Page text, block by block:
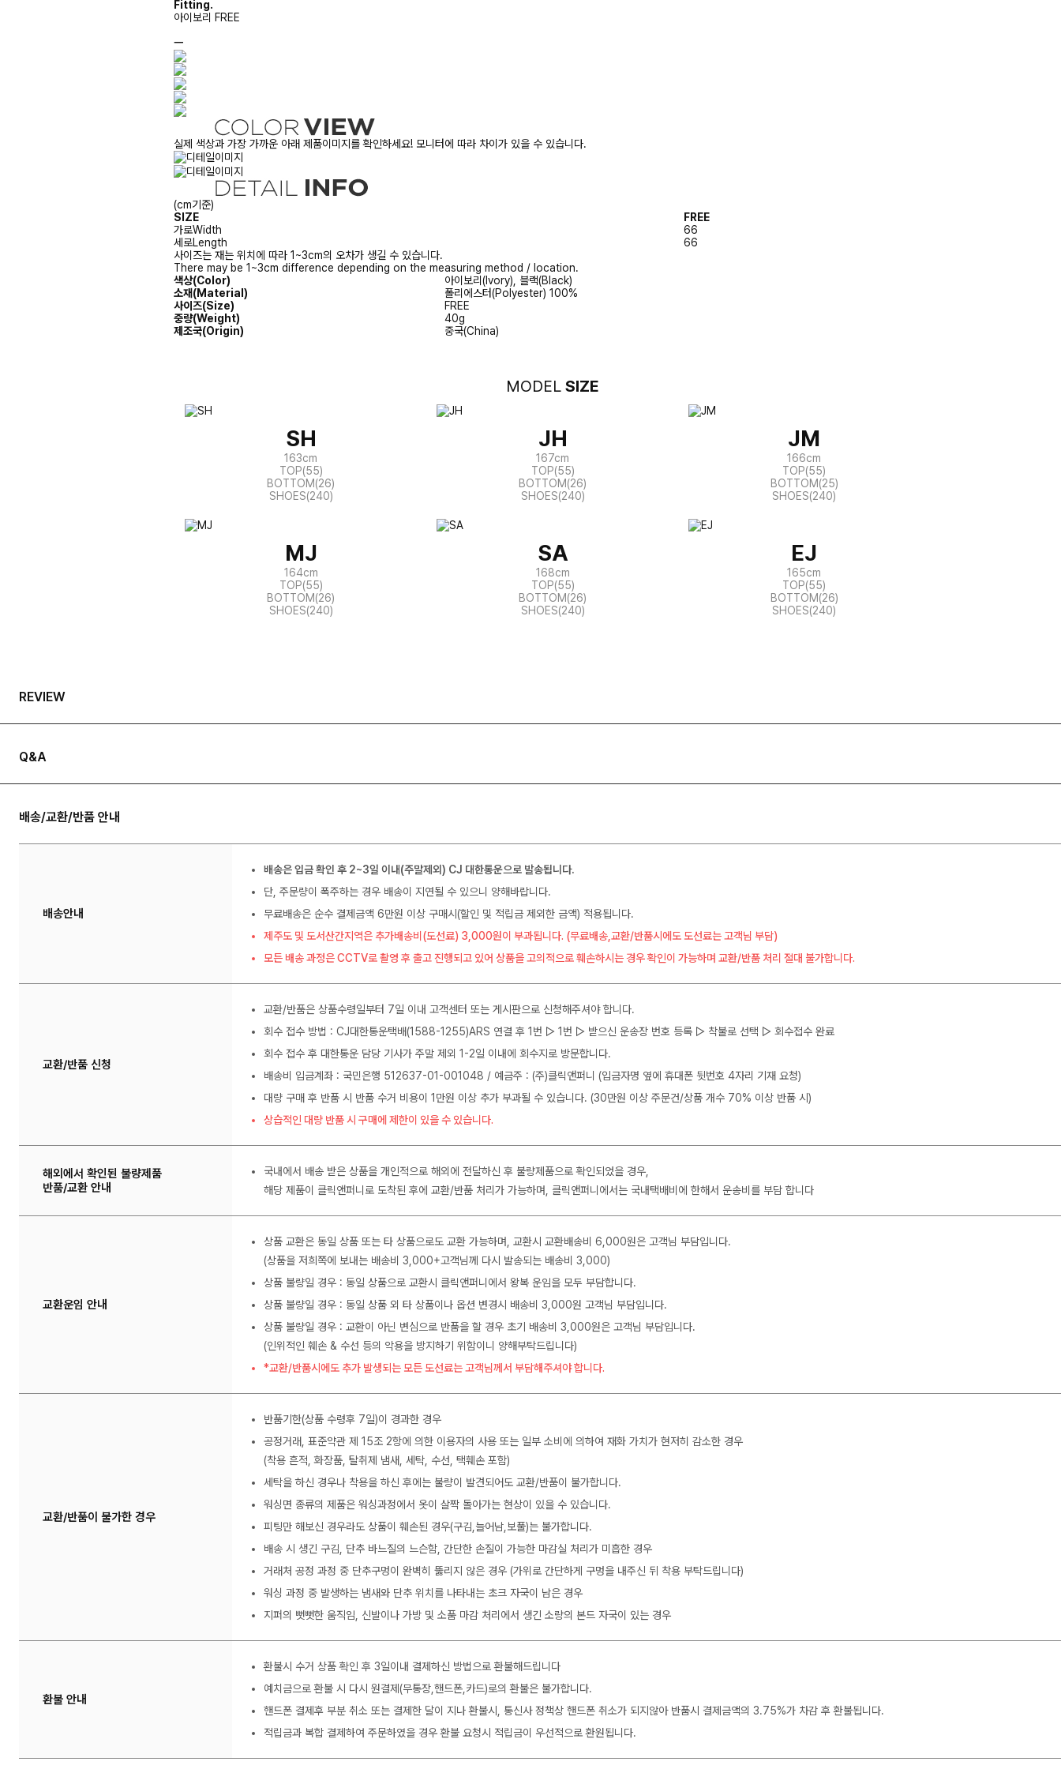
Fitting.
아이보리 FREE
ㅡ
실제 색상과 가장 가까운 아래 제품이미지를 확인하세요! 모니터에 따라 차이가 있을 수 있습니다.
(cm기준)
SIZE
FREE
가로Width
66
세로Length
66
사이즈는 재는 위치에 따라 1~3cm의 오차가 생길 수 있습니다.
There may be 1~3cm difference depending on the measuring method / location.
색상(Color)
아이보리(Ivory), 블랙(Black)
소재(Material)
폴리에스터(Polyester) 100%
사이즈(Size)
FREE
중량(Weight)
40g
제조국(Origin)
중국(China)
MODEL SIZE
SH
163cm
TOP(55)
BOTTOM(26)
SHOES(240)
JH
167cm
TOP(55)
BOTTOM(26)
SHOES(240)
JM
166cm
TOP(55)
BOTTOM(25)
SHOES(240)
MJ
164cm
TOP(55)
BOTTOM(26)
SHOES(240)
SA
168cm
TOP(55)
BOTTOM(26)
SHOES(240)
EJ
165cm
TOP(55)
BOTTOM(26)
SHOES(240)
REVIEW
Q&A
배송/교환/반품 안내
배송안내
배송은 입금 확인 후 2~3일 이내(주말제외) CJ 대한통운으로 발송됩니다.
단, 주문량이 폭주하는 경우 배송이 지연될 수 있으니 양해바랍니다.
무료배송은 순수 결제금액 6만원 이상 구매시(할인 및 적립금 제외한 금액) 적용됩니다.
제주도 및 도서산간지역은 추가배송비(도선료) 3,000원이 부과됩니다. (무료배송,교환/반품시에도 도선료는 고객님 부담)
모든 배송 과정은 CCTV로 촬영 후 출고 진행되고 있어 상품을 고의적으로 훼손하시는 경우 확인이 가능하며 교환/반품 처리 절대 불가합니다.
교환/반품 신청
교환/반품은 상품수령일부터 7일 이내 고객센터 또는 게시판으로 신청해주셔야 합니다.
회수 접수 방법 : CJ대한통운택배(1588-1255)ARS 연결 후 1번 ▷ 1번 ▷ 받으신 운송장 번호 등록 ▷ 착불로 선택 ▷ 회수접수 완료
회수 접수 후 대한통운 담당 기사가 주말 제외 1-2일 이내에 회수지로 방문합니다.
배송비 입금계좌 : 국민은행 512637-01-001048 / 예금주 : (주)클릭앤퍼니 (입금자명 옆에 휴대폰 뒷번호 4자리 기재 요청)
대량 구매 후 반품 시 반품 수거 비용이 1만원 이상 추가 부과될 수 있습니다. (30만원 이상 주문건/상품 개수 70% 이상 반품 시)
상습적인 대량 반품 시 구매에 제한이 있을 수 있습니다.
해외에서 확인된 불량제품
반품/교환 안내
국내에서 배송 받은 상품을 개인적으로 해외에 전달하신 후 불량제품으로 확인되었을 경우,
해당 제품이 클릭앤퍼니로 도착된 후에 교환/반품 처리가 가능하며, 클릭앤퍼니에서는 국내택배비에 한해서 운송비를 부담 합니다
교환운임 안내
상품 교환은 동일 상품 또는 타 상품으로도 교환 가능하며, 교환시 교환배송비 6,000원은 고객님 부담입니다.
(상품을 저희쪽에 보내는 배송비 3,000+고객님께 다시 발송되는 배송비 3,000)
상품 불량일 경우 : 동일 상품으로 교환시 클릭앤퍼니에서 왕복 운임을 모두 부담합니다.
상품 불량일 경우 : 동일 상품 외 타 상품이나 옵션 변경시 배송비 3,000원 고객님 부담입니다.
상품 불량일 경우 : 교환이 아닌 변심으로 반품을 할 경우 초기 배송비 3,000원은 고객님 부담입니다.
(인위적인 훼손 & 수선 등의 악용을 방지하기 위함이니 양해부탁드립니다)
*교환/반품시에도 추가 발생되는 모든 도선료는 고객님께서 부담해주셔야 합니다.
교환/반품이 불가한 경우
반품기한(상품 수령후 7일)이 경과한 경우
공정거래, 표준약관 제 15조 2항에 의한 이용자의 사용 또는 일부 소비에 의하여 재화 가치가 현저히 감소한 경우
(착용 흔적, 화장품, 탈취제 냄새, 세탁, 수선, 택훼손 포함)
세탁을 하신 경우나 착용을 하신 후에는 불량이 발견되어도 교환/반품이 불가합니다.
워싱면 종류의 제품은 워싱과정에서 옷이 살짝 돌아가는 현상이 있을 수 있습니다.
피팅만 해보신 경우라도 상품이 훼손된 경우(구김,늘어남,보풀)는 불가합니다.
배송 시 생긴 구김, 단추 바느질의 느슨함, 간단한 손질이 가능한 마감실 처리가 미흡한 경우
거래처 공정 과정 중 단추구멍이 완벽히 뚫리지 않은 경우 (가위로 간단하게 구멍을 내주신 뒤 착용 부탁드립니다)
워싱 과정 중 발생하는 냄새와 단추 위치를 나타내는 초크 자국이 남은 경우
지퍼의 뻣뻣한 움직임, 신발이나 가방 및 소품 마감 처리에서 생긴 소량의 본드 자국이 있는 경우
환불 안내
환불시 수거 상품 확인 후 3일이내 결제하신 방법으로 환불해드립니다
예치금으로 환불 시 다시 원결제(무통장,핸드폰,카드)로의 환불은 불가합니다.
핸드폰 결제후 부분 취소 또는 결제한 달이 지나 환불시, 통신사 정책상 핸드폰 취소가 되지않아 반품시 결제금액의 3.75%가 차감 후 환불됩니다.
적립금과 복합 결제하여 주문하였을 경우 환불 요청시 적립금이 우선적으로 환원됩니다.